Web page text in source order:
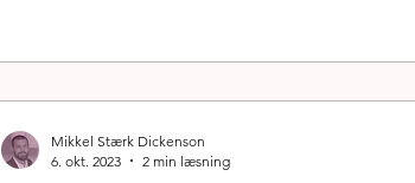
Mikkel Stærk Dickenson
6. okt. 2023
2 min læsning